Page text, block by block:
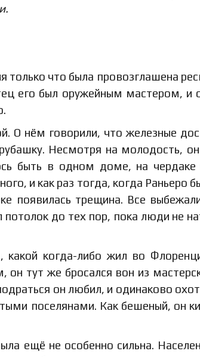
что была провозглашена
его был оружейным мастером, и
О нём говорили, что железные
Несмотря на молодость,
быть в одном доме, на чердаке
и как раз тогда, когда Раньеро
появилась трещина. Все
до тех пор, пока люди не
какой когда-либо жил во
тут же бросался вон из
он любил, и одинаково
поселянами. Как бешеный, он
ещё не особенно сильна.